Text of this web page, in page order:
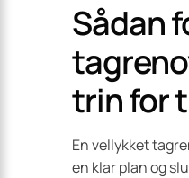
Sådan
trin for
En vellykket
en klar plan og